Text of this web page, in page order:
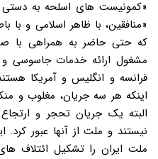
«کمونیست های اسلحه به دستی
«منافقین، با ظاهر اسلامی و
که حتی حاضر به همراهی با
مشغول ارائه خدمات جاسوسی و
فرانسه و انگلیس و آمریکا
اینکه هر سه جریان، مغلوب و
البته یک جریان تحجر و
نیستند و ملت از آنها عبور کرد.
ملت ایران را تشکیل ائتلاف